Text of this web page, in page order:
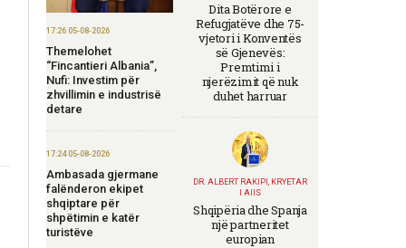
17:26 05-08-2026
Themelohet
“Fincantieri Albania”,
Nufi: Investim për
zhvillimin e industrisë
detare
17:24 05-08-2026
Ambasada gjermane
falënderon ekipet
shqiptare për
shpëtimin e katër
turistëve
Dita Botërore e
Refugjatëve dhe 75-
vjetori i Konventës
së Gjenevës:
Premtimi i
njerëzimit që nuk
duhet harruar
DR. ALBERT RAKIPI, KRYETAR
I AIIS
Shqipëria dhe Spanja
një partneritet
europian